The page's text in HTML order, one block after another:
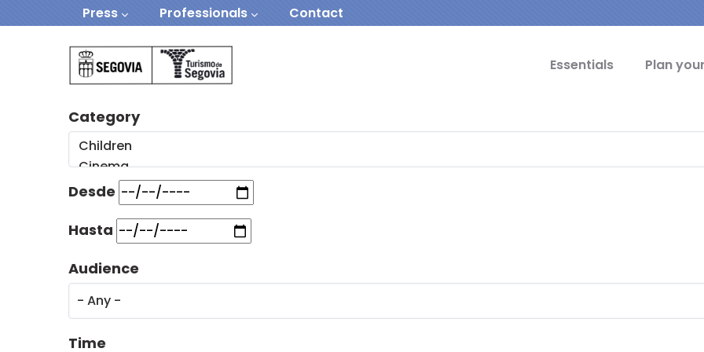
Skip to main contentNavegación secundaria
Press Professionals Contact
Essentials Plan
Category
Desde
Hasta
Audience
Time